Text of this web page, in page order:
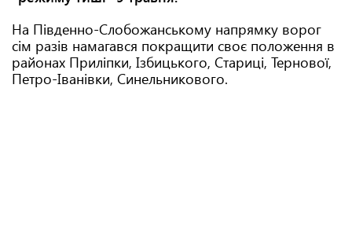
На Південно-Слобожанському напрямку ворог
сім разів намагався покращити своє положення в
районах Приліпки, Ізбицького, Стариці, Тернової,
Петро-Іванівки, Синельникового.